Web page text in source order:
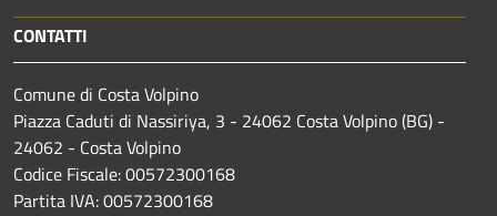
CONTATTI
Comune di Costa Volpino
Piazza Caduti di Nassiriya, 3 - 24062 Costa Volpino (BG) -
24062 - Costa Volpino
Codice Fiscale: 00572300168
Partita IVA: 00572300168